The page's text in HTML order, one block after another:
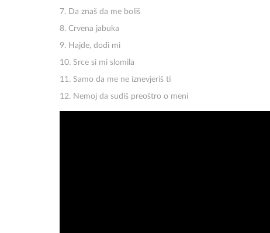
7. Da znaš da me boliš
8. Crvena jabuka
9. Hajde, dođi mi
10. Srce si mi slomila
11. Samo da me ne iznevjeriš ti
12. Nemoj da sudiš preoštro o meni